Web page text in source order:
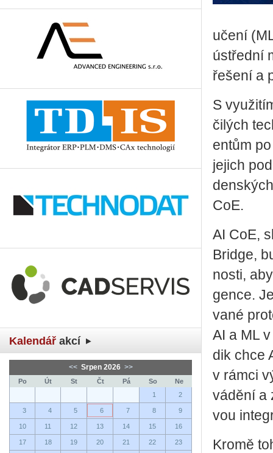
Kalendář akcí
<< Srpen 2026 >>
Po Út St Čt Pá So
Ne
1
2
3 4 5 6 7 8 9
10 11 12 13 14 15 16
17 18 19 20 21 22 23
učení
ústřed­ní
ře­še­ní a
S
či­lých
en­tům
je­jich
CoE.
AI CoE,
Bridge,
nos­ti,
gen­ce.
va­né
AI a ML
dik chce
v rámci
vá­dě­ní a
vou
Kromě